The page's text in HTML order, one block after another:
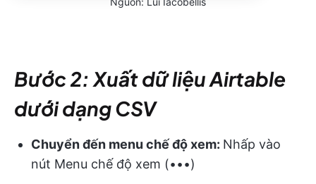
Bước 2: Xuất dữ liệu Airtable
dưới dạng CSV
Chuyển đến menu chế độ xem: Nhấp vào
nút Menu chế độ xem (•••)